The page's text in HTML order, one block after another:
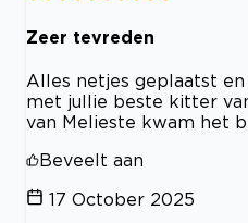
Zeer tevreden
Alles netjes geplaatst
met jullie beste kitter
van Melieste kwam het
Beveelt aan
17 October 2025